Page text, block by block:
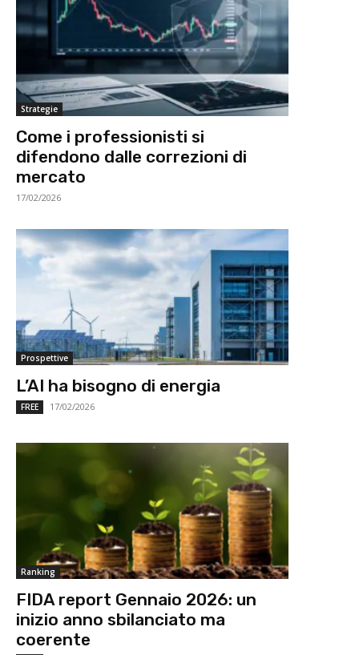
Strategie
Come i professionisti si
difendono dalle correzioni di
mercato
17/02/2026
Prospettive
L’AI ha bisogno di energia
FREE 17/02/2026
Ranking
FIDA report Gennaio 2026: un
inizio anno sbilanciato ma
coerente